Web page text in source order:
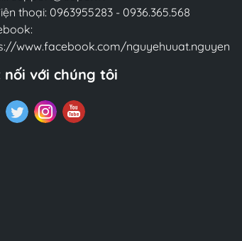
thoại: 0963955283 - 0936.365.568
www.facebook.com/nguyehuuat.nguyen
nối với chúng tôi